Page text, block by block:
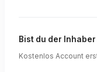
Bist du der
Kostenlos Account